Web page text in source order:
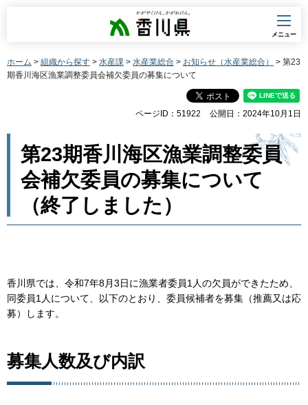
香川県
メニュー
ホーム > 組織から探す > 水産課 > 水産業総合 > お知らせ（水産業総合）
> 第23
期香川海区漁業調整委員会補欠委員の募集について
ページID：51922 公開日：2024年10月1日
第23期香川海区漁業調整委員
会補欠委員の募集について
（終了しました）
香川県では、令和7年8月3日に漁業者委員1人の欠員ができたため、
同委員1人について、以下のとおり、委員候補者を募集（推薦又は応
募）します。
募集人数及び内訳